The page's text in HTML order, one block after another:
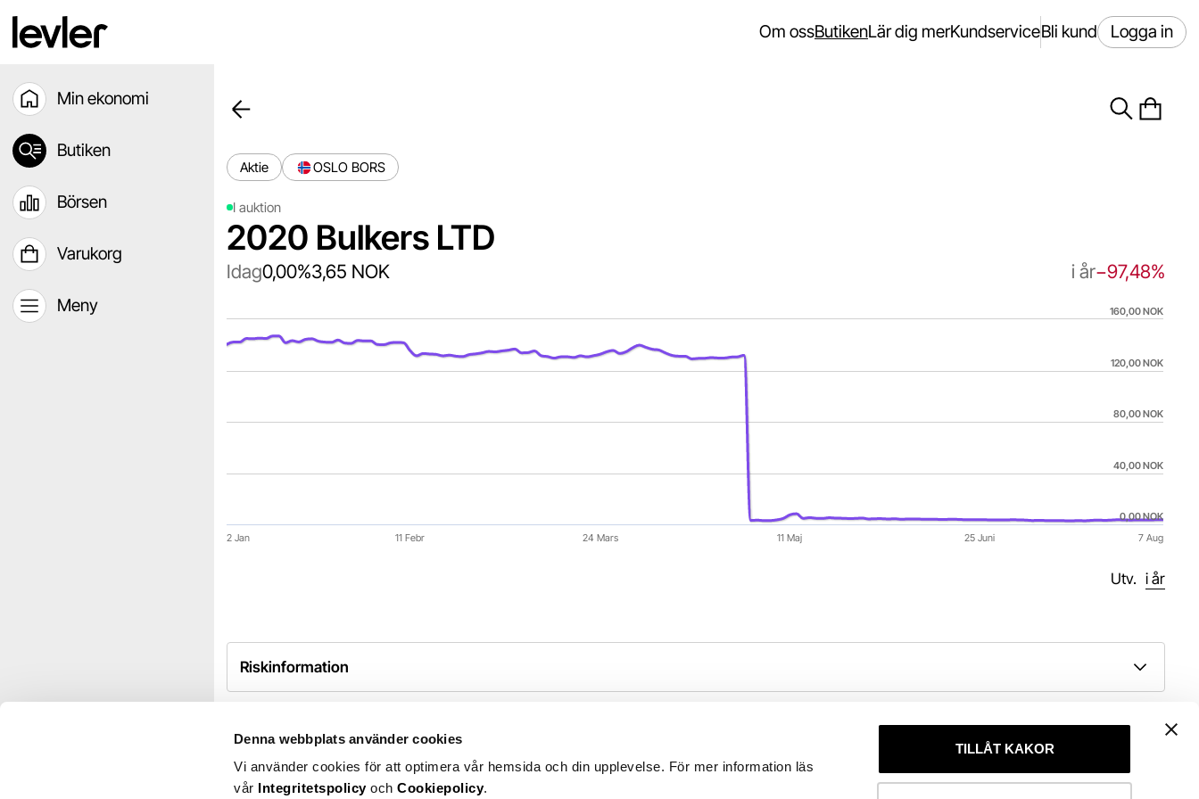
Denna webbplats använder cookies
Vi använder cookies för att optimera vår hemsida och din upplevelse. För mer information läs
vår IntegritetspolicyochCookiepolicy.
TILLÅT KAKOR
Om ossButikenLär dig merKundserviceBli kund Logga in
Min ekonomi
Butiken
Börsen
Varukorg
Meny
Aktie OSLO BORS
I auktion
2020 Bulkers LTD
Idag0,00%3,65 NOK i år−97,48%
The chart has 1 X axis displaying Time. Data ranges from 2026-01-02 01:00:00 to 2026-08-07 10:56:54.
The chart has 1 Y axis displaying values. Data ranges from 2.81 to 146.9.
2 Jan 11 Febr 24 Mars 11 Maj 25 Juni 7 Aug
0,00 NOK
40,00 NOK
80,00 NOK
120,00 NOK
160,00 NOK
i år
Riskinformation
Industri Transport
2020 Bulkers är ett norskt rederiföretag som äger och driver en flotta av bulkfartyg